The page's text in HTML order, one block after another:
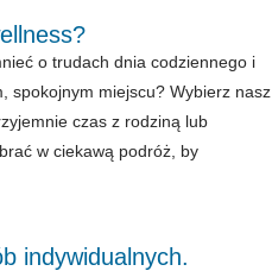
o trudach dnia codziennego i
spokojnym miejscu? Wybierz nasz
czas z rodziną lub
w ciekawą podróż, by
indywidualnych.